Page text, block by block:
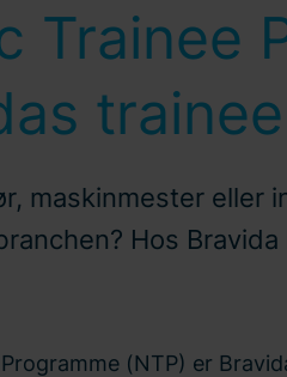
Trainee
maskinmester eller
Hos
(NTP) er